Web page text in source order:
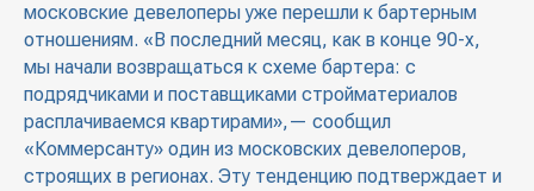
московские девелоперы уже перешли к бартерным
отношениям. «В последний месяц, как в конце 90-х,
мы начали возвращаться к схеме бартера: с
подрядчиками и поставщиками стройматериалов
расплачиваемся квартирами»,— сообщил
«Коммерсанту» один из московских девелоперов,
строящих в регионах. Эту тенденцию подтверждает и